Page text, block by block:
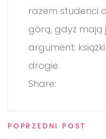
razem studenci
górą, gdyż mają
argument:
drogie.
Share:
POPRZEDNI POST